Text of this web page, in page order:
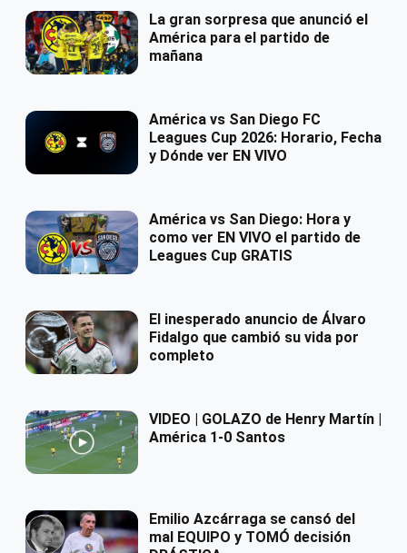
La gran sorpresa que anunció el
América para el partido de
mañana
América vs San Diego FC
Leagues Cup 2026: Horario, Fecha
y Dónde ver EN VIVO
América vs San Diego: Hora y
como ver EN VIVO el partido de
Leagues Cup GRATIS
El inesperado anuncio de Álvaro
Fidalgo que cambió su vida por
completo
VIDEO | GOLAZO de Henry Martín |
América 1-0 Santos
Emilio Azcárraga se cansó del
mal EQUIPO y TOMÓ decisión